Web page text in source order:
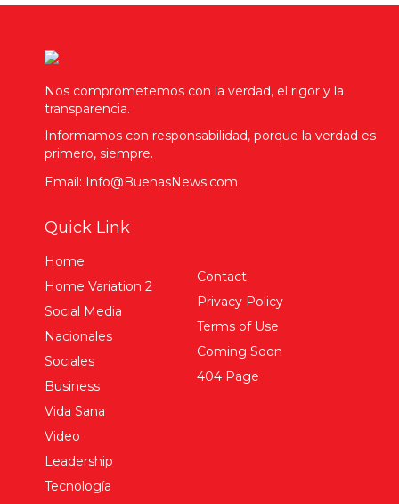
Nos comprometemos con la verdad, el rigor y la
transparencia.
Informamos con responsabilidad, porque la verdad es
primero, siempre.
Email: Info@BuenasNews.com
Quick Link
Home
Home Variation 2
Social Media
Nacionales
Sociales
Business
Vida Sana
Video
Leadership
Tecnología
Contact
Privacy Policy
Terms of Use
Coming Soon
404 Page